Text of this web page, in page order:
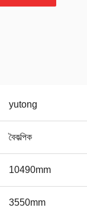
yutong
বৈকল্পিক
10490mm
3550mm